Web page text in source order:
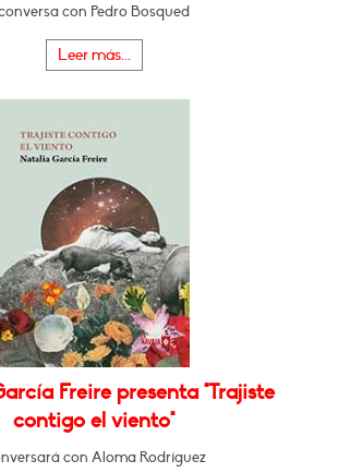
con Pedro Bosqued
Leer más...
Freire presenta "Trajiste
contigo el viento"
con Aloma Rodríguez